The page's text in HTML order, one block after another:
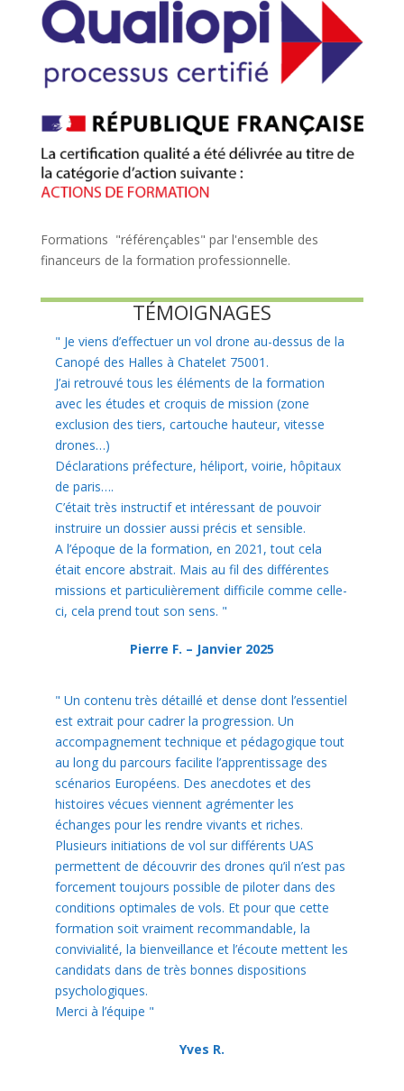
Formations "référençables" par l'ensemble des
financeurs de la formation professionnelle.
TÉMOIGNAGES
" Je viens d’effectuer un vol drone au-dessus de la
Canopé des Halles à Chatelet 75001.
J’ai retrouvé tous les éléments de la formation
avec les études et croquis de mission (zone
exclusion des tiers, cartouche hauteur, vitesse
drones…)
Déclarations préfecture, héliport, voirie, hôpitaux
de paris….
C’était très instructif et intéressant de pouvoir
instruire un dossier aussi précis et sensible.
A l’époque de la formation, en 2021, tout cela
était encore abstrait. Mais au fil des différentes
missions et particulièrement difficile comme celle-
ci, cela prend tout son sens. "
Pierre F. – Janvier 2025
" Un contenu très détaillé et dense dont l’essentiel
est extrait pour cadrer la progression. Un
accompagnement technique et pédagogique tout
au long du parcours facilite l’apprentissage des
scénarios Européens. Des anecdotes et des
histoires vécues viennent agrémenter les
échanges pour les rendre vivants et riches.
Plusieurs initiations de vol sur différents UAS
permettent de découvrir des drones qu’il n’est pas
forcement toujours possible de piloter dans des
conditions optimales de vols. Et pour que cette
formation soit vraiment recommandable, la
convivialité, la bienveillance et l’écoute mettent les
candidats dans de très bonnes dispositions
psychologiques.
Merci à l’équipe "
Yves R.